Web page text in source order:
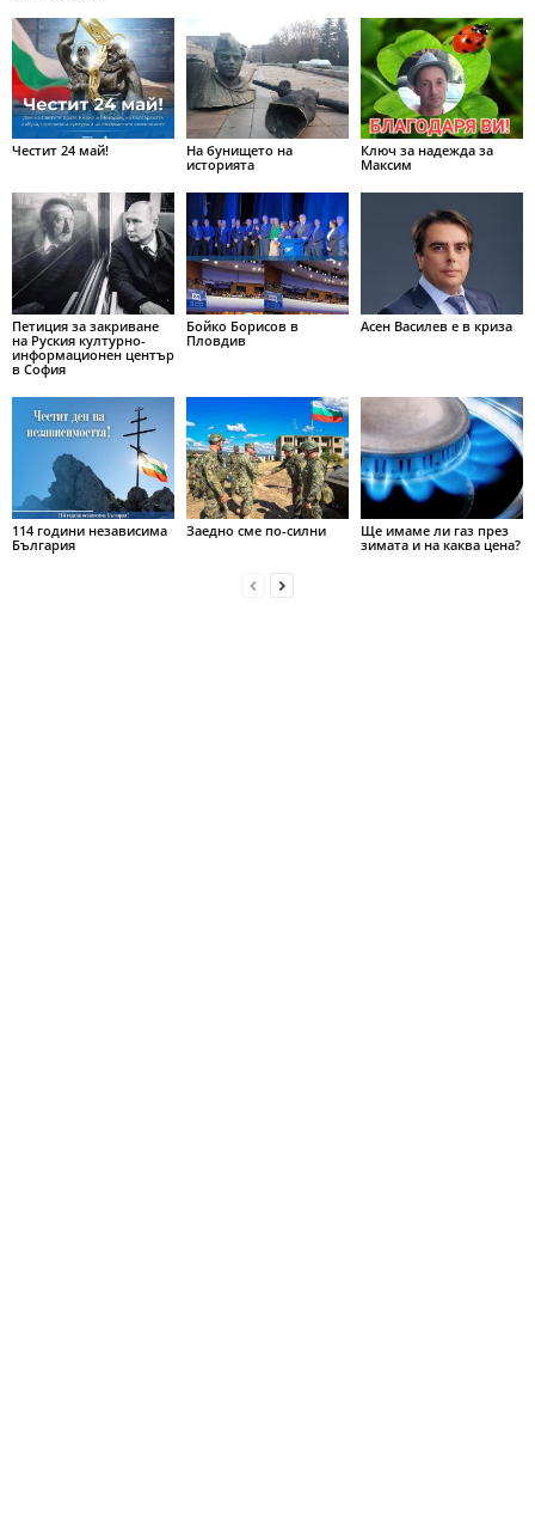
Честит 24 май!
На бунището на
историята
Ключ за надежда за
Максим
Петиция за закриване
на Руския културно-
информационен център
в София
Бойко Борисов в
Пловдив
Асен Василев е в криза
114 години независима
България
Заедно сме по-силни
Ще имаме ли газ през
зимата и на каква цена?